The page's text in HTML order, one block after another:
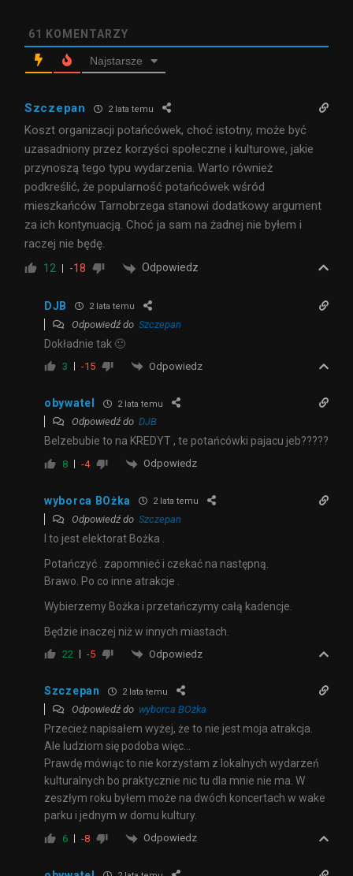
61 KOMENTARZY
Najstarsze
Szczepan 2 lata temu
Koszt organizacji potańcówek, choć istotny, może być
uzasadniony przez korzyści społeczne i kulturowe, jakie
przynoszą tego typu wydarzenia. Warto również
podkreślić, że popularność potańcówek wśród
mieszkańców Tarnobrzega stanowi dodatkowy argument
za ich kontynuacją. Choć ja sam na żadnej nie byłem i
raczej nie będę.
12 -18 Odpowiedz
DJB 2 lata temu
Odpowiedź do Szczepan
Dokładnie tak 🙂
3 -15 Odpowiedz
obywatel 2 lata temu
Odpowiedź do DJB
Belzebubie to na KREDYT , te potańcówki pajacu jeb?????
8 -4 Odpowiedz
wyborca BOżka 2 lata temu
Odpowiedź do Szczepan
I to jest elektorat Bożka .
Potańczyć . zapomnieć i czekać na następną.
Brawo. Po co inne atrakcje .
Wybierzemy Bożka i przetańczymy całą kadencje.
Będzie inaczej niż w innych miastach.
22 -5 Odpowiedz
Szczepan 2 lata temu
Odpowiedź do wyborca BOżka
Przecież napisałem wyżej, że to nie jest moja atrakcja.
Ale ludziom się podoba więc…
Prawdę mówiąc to nie korzystam z lokalnych wydarzeń
kulturalnych bo praktycznie nic tu dla mnie nie ma. W
zeszłym roku byłem może na dwóch koncertach w wake
parku i jednym w domu kultury.
6 -8 Odpowiedz